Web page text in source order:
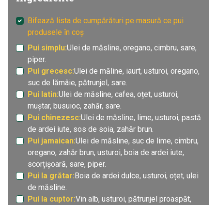
Bifează lista de cumpărături pe masură ce pui
produsele în coș
Pui simplu:Ulei de măsline, oregano, cimbru, sare,
piper.
Pui grecesc:Ulei de măline, iaurt, usturoi, oregano,
suc de lămâie, pătrunjel, sare.
Pui latin:Ulei de măsline, cafea, oțet, usturoi,
muștar, busuioc, zahăr, sare.
Pui chinezesc:Ulei de măsline, lime, usturoi, pastă
de ardei iute, sos de soia, zahăr brun.
Pui jamaican:Ulei de măsline, suc de lime, cimbru,
oregano, zahăr brun, usturoi, boia de ardei iute,
scorțișoară, sare, piper.
Pui la grătar:Boia de ardei dulce, usturoi, oțet, ulei
de măsline.
Pui la cuptor:Vin alb, usturoi, pătrunjel proaspăt,